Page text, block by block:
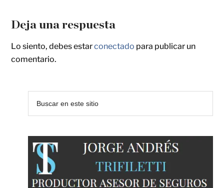
Deja una respuesta
Lo siento, debes estarconectado para publicar un
comentario.